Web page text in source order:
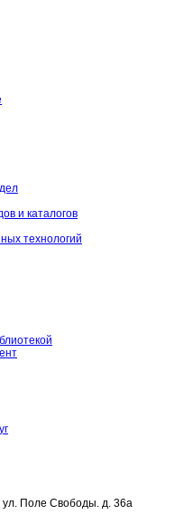
и каталогов
технологий
ул. Поле Свободы. д. 36а